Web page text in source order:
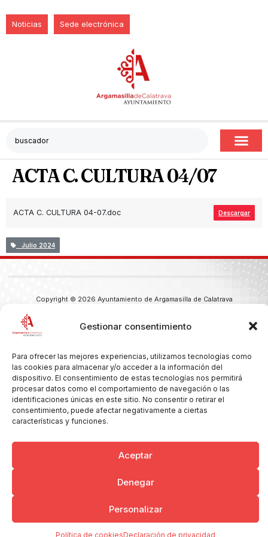
Gestionar consentimiento
Para ofrecer las mejores experiencias, utilizamos tecnologías como
las cookies para almacenar y/o acceder a la información del
dispositivo. El consentimiento de estas tecnologías nos permitirá
procesar datos como el comportamiento de navegación o las
identificaciones únicas en este sitio. No consentir o retirar el
consentimiento, puede afectar negativamente a ciertas
características y funciones.
Aceptar
Denegar
Personalizar
Política de cookiesDeclaración de privacidad
Noticias Sede electrónica
ACTA C. CULTURA 04/07
ACTA C. CULTURA 04-07.doc Descargar
Julio 2024
Copyright © 2026 Ayuntamiento de Argamasilla de Calatrava